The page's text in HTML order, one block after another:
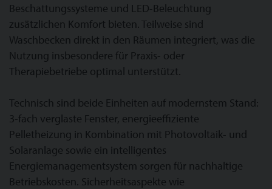
Beschattungssysteme und LED-Beleuchtung
zusätzlichen Komfort bieten. Teilweise sind
Waschbecken direkt in den Räumen integriert, was die
Nutzung insbesondere für Praxis- oder
Therapiebetriebe optimal unterstützt.
Technisch sind beide Einheiten auf modernstem Stand:
3-fach verglaste Fenster, energieeffiziente
Pelletheizung in Kombination mit Photovoltaik- und
Solaranlage sowie ein intelligentes
Energiemanagementsystem sorgen für nachhaltige
Betriebskosten. Sicherheitsaspekte wie